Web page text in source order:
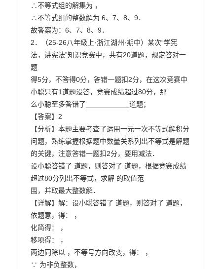
∴不等式组的解集为 ，
∴不等式组的整数解为 6、7、8、9．
故答案为：6、7、8、9．
2．（25-26八年级上·浙江湖州·期中）某次“学宪
法，讲宪法”知识竞赛中，共有20道题，规定答对一
题
得5分，不答得0分，答错一题扣2分，在这次竞赛中
小聪只有1道题没答，竞赛成绩超过80分，那
么小聪至多答错了___________道题；
【答案】2
【分析】本题主要考查了运用一元一次不等式解积分
问题，熟练掌握根据题中数量关系列出不等式是解题
的关键，注意答错一题扣2分，要用减法．
设小聪答错了 道题，则答对了 道题，根据竞赛成绩
超过80分列出不等式，求解 的取值范
围，并取最大整数解．
【详解】解：设小聪答错了 道题，则答对了 道题，
依题意，得： ，
化简得： ，
移项得： ，
两边同除以 ，不等号方向改变，得： ，
∵ 为非负整数，